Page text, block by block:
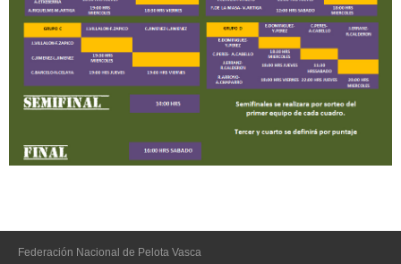
Federación Nacional de Pelota Vasca